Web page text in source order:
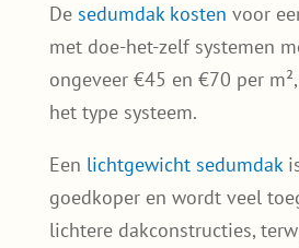
De sedumdak kosten voor
met doe-het-zelf systemen
ongeveer €45 en €70 per
het type systeem.
Een lichtgewicht sedumdak
goedkoper en wordt veel
lichtere dakconstructies,